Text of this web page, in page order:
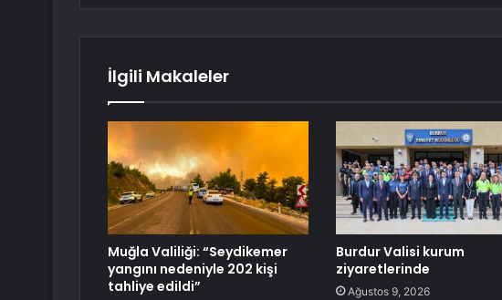
İlgili Makaleler
Muğla Valiliği: “Seydikemer
yangını nedeniyle 202 kişi
tahliye edildi”
Burdur Valisi kurum
ziyaretlerinde
Ağustos 9, 2026